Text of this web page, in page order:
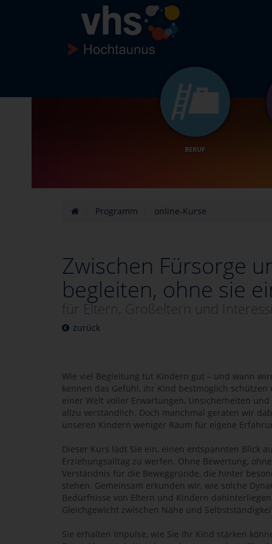
BERUF
Programm online-Kurse
Zwischen Fürsorge
begleiten, ohne sie
für Eltern, Großeltern und
zurück
Wie viel Begleitung tut Kindern gut – und wann
kennen das Gefühl, ihr Kind bestmöglich
einer Welt voller Erwartungen, Unsicherheiten
allzu verständlich. Doch manchmal geraten wir
unseren Kindern weniger Raum für eigene
Dieser Kurs lädt Sie ein, einen entspannten Blick
Erziehungsalltag zu werfen. Ohne Bewertung,
Verständnis für die Beweggründe, die hinter
stehen. Gemeinsam erkunden wir, wie solche
Bedürfnisse von Eltern und Kindern
Gleichgewicht zwischen Nähe und
Sie erhalten Impulse, wie Sie Ihr Kind stärken